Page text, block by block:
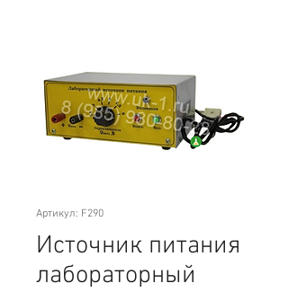
Артикул: F290
Источник питания
лабораторный